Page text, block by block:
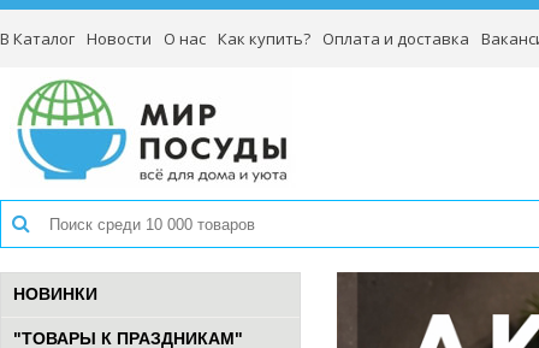
В Каталог Новости О нас Как купить? Оплата и доставка
НОВИНКИ
"ТОВАРЫ К ПРАЗДНИКАМ"